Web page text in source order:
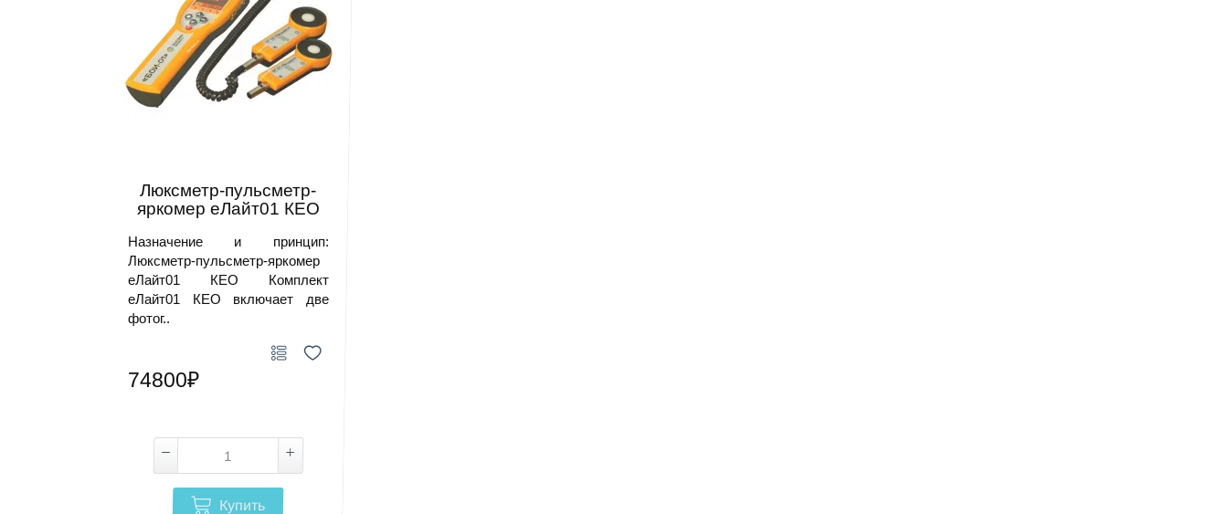
Люксметр-пульсметр-
яркомер еЛайт01 КЕО
Назначение и принцип:
Люксметр-пульсметр-яркомер
еЛайт01 КЕО Комплект
еЛайт01 КЕО включает две
фотог..
74800₽
Купить